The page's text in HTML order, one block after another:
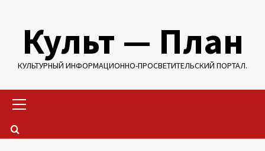
содержимому
Культ — План
КУЛЬТУРНЫЙ ИНФОРМАЦИОННО-ПРОСВЕТИТЕЛЬСКИЙ ПОРТАЛ.
меню